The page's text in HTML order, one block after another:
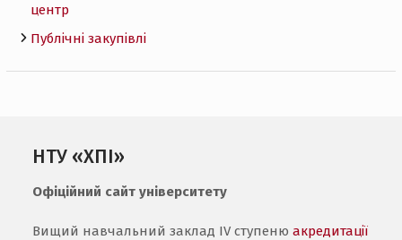
центр
Публічні закупівлі
НТУ «ХПІ»
Офіційний сайт університету
Вищий навчальний заклад IV ступенюакредитації